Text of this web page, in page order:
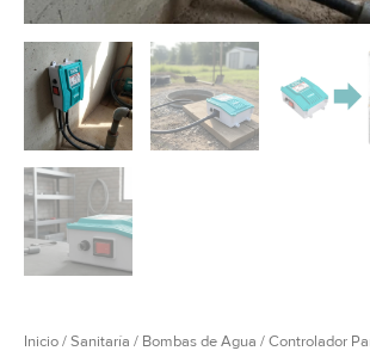
Inicio/Sanitaría / Bombas de Agua / Controlador